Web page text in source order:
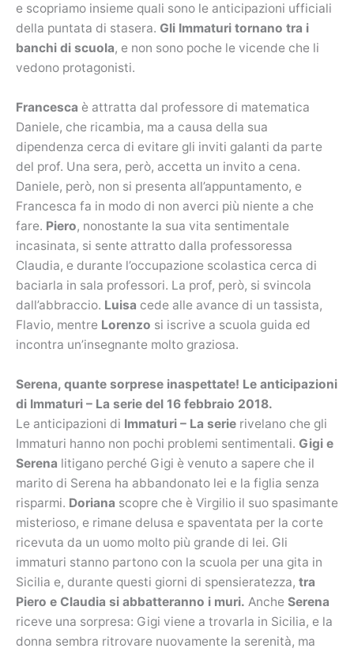
e scopriamo insieme quali sono le anticipazioni ufficiali
della puntata di stasera. Gli Immaturi tornano tra i
banchi di scuola, e non sono poche le vicende che li
vedono protagonisti.
Francesca è attratta dal professore di matematica
Daniele, che ricambia, ma a causa della sua
dipendenza cerca di evitare gli inviti galanti da parte
del prof. Una sera, però, accetta un invito a cena.
Daniele, però, non si presenta all’appuntamento, e
Francesca fa in modo di non averci più niente a che
fare. Piero, nonostante la sua vita sentimentale
incasinata, si sente attratto dalla professoressa
Claudia, e durante l’occupazione scolastica cerca di
baciarla in sala professori. La prof, però, si svincola
dall’abbraccio. Luisa cede alle avance di un tassista,
Flavio, mentre Lorenzo si iscrive a scuola guida ed
incontra un’insegnante molto graziosa.
Serena, quante sorprese inaspettate! Le anticipazioni
di Immaturi – La serie del 16 febbraio 2018.
Le anticipazioni di Immaturi – La serie rivelano che gli
Immaturi hanno non pochi problemi sentimentali. Gigi e
Serena litigano perché Gigi è venuto a sapere che il
marito di Serena ha abbandonato lei e la figlia senza
risparmi. Doriana scopre che è Virgilio il suo spasimante
misterioso, e rimane delusa e spaventata per la corte
ricevuta da un uomo molto più grande di lei. Gli
immaturi stanno partono con la scuola per una gita in
Sicilia e, durante questi giorni di spensieratezza, tra
Piero e Claudia si abbatteranno i muri. Anche Serena
riceve una sorpresa: Gigi viene a trovarla in Sicilia, e la
donna sembra ritrovare nuovamente la serenità, ma